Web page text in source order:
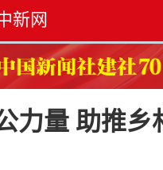
新网
力量 助推乡